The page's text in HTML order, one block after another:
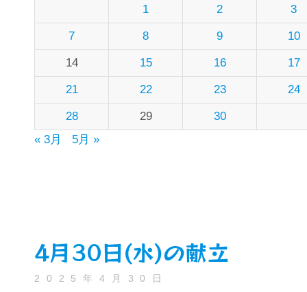
1 2 3
7 8 9 10
14 15 16 17
21 22 23 24
28 29
30
« 3月
5月 »
4月30日(水)の献立
2025年4月30日